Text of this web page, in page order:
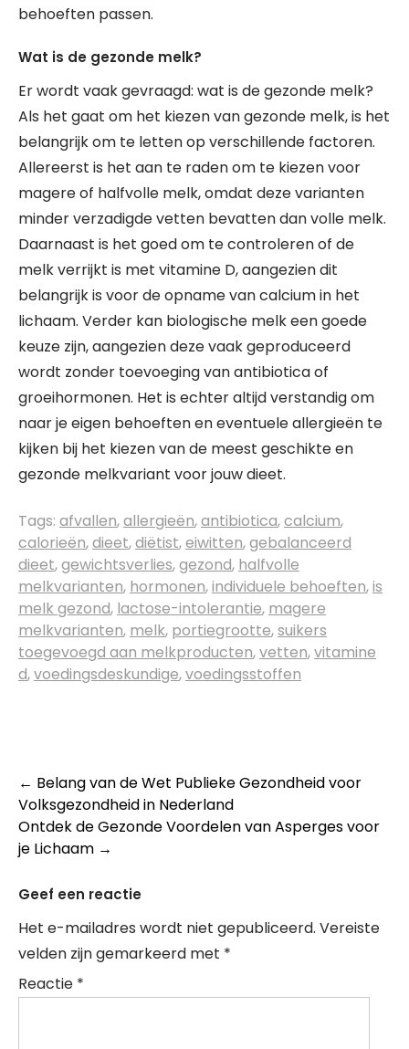
behoeften passen.
Wat is de gezonde melk?
Er wordt vaak gevraagd: wat is de gezonde melk?
Als het gaat om het kiezen van gezonde melk, is het
belangrijk om te letten op verschillende factoren.
Allereerst is het aan te raden om te kiezen voor
magere of halfvolle melk, omdat deze varianten
minder verzadigde vetten bevatten dan volle melk.
Daarnaast is het goed om te controleren of de
melk verrijkt is met vitamine D, aangezien dit
belangrijk is voor de opname van calcium in het
lichaam. Verder kan biologische melk een goede
keuze zijn, aangezien deze vaak geproduceerd
wordt zonder toevoeging van antibiotica of
groeihormonen. Het is echter altijd verstandig om
naar je eigen behoeften en eventuele allergieën te
kijken bij het kiezen van de meest geschikte en
gezonde melkvariant voor jouw dieet.
Tags: afvallen,allergieën,antibiotica,calcium,
calorieën,dieet,diëtist,eiwitten,gebalanceerd
dieet,gewichtsverlies,gezond, halfvolle
melkvarianten, hormonen,individuele behoeften,is
melk gezond, lactose-intolerantie, magere
melkvarianten, melk, portiegrootte,suikers
toegevoegd aan melkproducten,vetten,vitamine
d,voedingsdeskundige,voedingsstoffen
Post
navigation
← Belang van de Wet Publieke Gezondheid voor
Volksgezondheid in Nederland
Ontdek de Gezonde Voordelen van Asperges voor
je Lichaam →
Geef een reactie
Het e-mailadres wordt niet gepubliceerd. Vereiste
velden zijn gemarkeerd met *
Reactie *